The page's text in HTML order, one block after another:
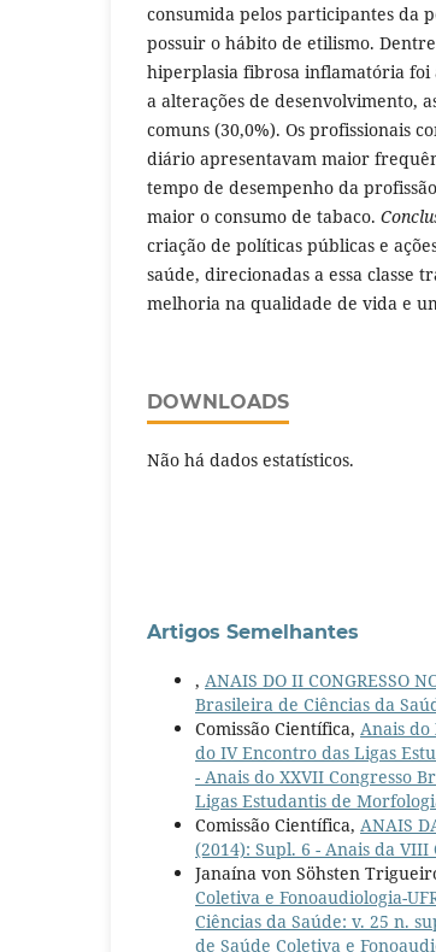
consumida pelos participantes da
possuir o hábito de etilismo.
hiperplasia fibrosa inflamatória foi
a alterações de desenvolvimento,
comuns (30,0%). Os profissionais
diário apresentavam maior
tempo de desempenho da
maior o consumo de tabaco.
criação de políticas públicas e
saúde, direcionadas a essa classe
melhoria na qualidade de vida e
DOWNLOADS
Não há dados estatísticos.
Artigos Semelhantes
, ANAIS DO II CONGRESSO
Brasileira de Ciências da
Comissão Científica, Anais do
do IV Encontro das Ligas
- Anais do XXVII Congresso
Ligas Estudantis de
Comissão Científica, ANAIS
(2014): Supl. 6 - Anais da VIII
Janaína von Söhsten
Coletiva e Fonoaudiologia-
Ciências da Saúde: v. 25 n.
de Saúde Coletiva e